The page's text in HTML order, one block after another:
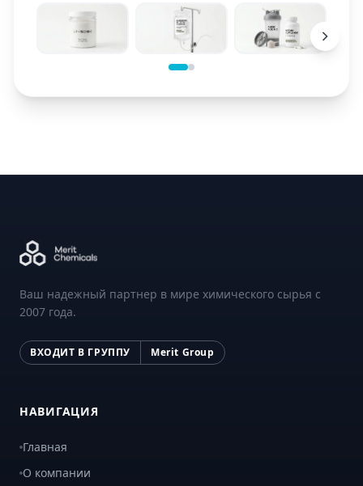
Ваш надежный партнер в мире химического сырья с
2007 года.
ВХОДИТ В ГРУППУ Merit Group
НАВИГАЦИЯ
Главная
О компании